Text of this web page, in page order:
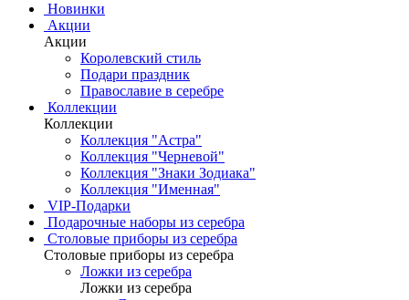
Новинки
Акции
Акции
Королевский стиль
Подари праздник
Православие в серебре
Коллекции
Коллекции
Коллекция "Астра"
Коллекция "Черневой"
Коллекция "Знаки Зодиака"
Коллекция "Именная"
VIP-Подарки
Подарочные наборы из серебра
Столовые приборы из серебра
Столовые приборы из серебра
Ложки из серебра
Ложки из серебра